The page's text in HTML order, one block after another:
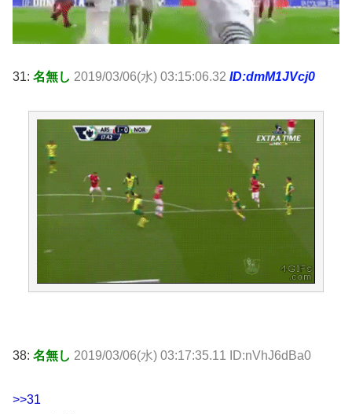
31: 名無し 2019/03/06(水) 03:15:06.32 ID:dmM1JVcj0
38: 名無し 2019/03/06(水) 03:17:35.11 ID:nVhJ6dBa0
>>31